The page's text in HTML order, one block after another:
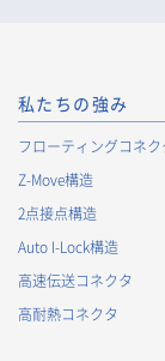
られる場合の
取り扱います
2. 個人情報の利
当社が取得す
は、次の利用
囲で変更する
私たちの強み
フローティングコネク
Z-Move構造
2点接点構造
Auto I-Lock構造
高速伝送コネクタ
高耐熱コネクタ